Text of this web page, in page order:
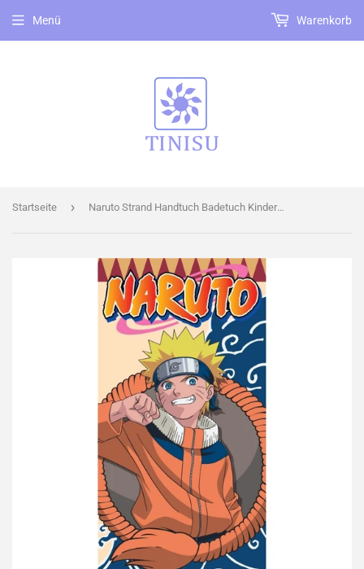
Menü Warenkorb
Startseite › Naruto Strand Handtuch Badetuch Kinder 70x140cm Anime